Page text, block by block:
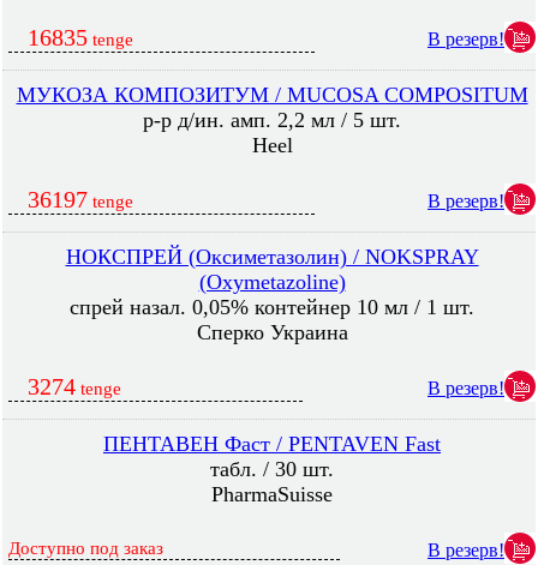
16835 tenge В резерв!
МУКОЗА КОМПОЗИТУМ / MUCOSA COMPOSITUM
р-р д/ин. амп. 2,2 мл / 5 шт.
Heel
36197 tenge В резерв!
НОКСПРЕЙ (Оксиметазолин) / NOKSPRAY
(Oxymetazoline)
спрей назал. 0,05% контейнер 10 мл / 1 шт.
Сперко Украина
3274 tenge В резерв!
ПЕНТАВЕН Фаст / PENTAVEN Fast
табл. / 30 шт.
PharmaSuisse
Доступно под заказ В резерв!